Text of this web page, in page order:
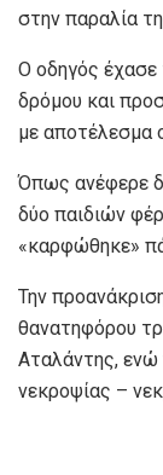
στην παραλία
Ο οδηγός έχασε
δρόμου και
με αποτέλεσμα
Όπως ανέφερε
δύο παιδιών
«καρφώθηκε»
Την
θανατηφόρου
Αταλάντης, ενώ
νεκροψίας –